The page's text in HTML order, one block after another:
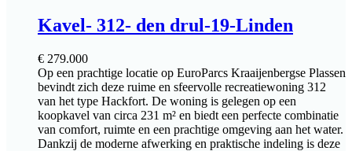
Kavel- 312- den drul-19-Linden
€ 279.000
Op een prachtige locatie op EuroParcs Kraaijenbergse Plassen
bevindt zich deze ruime en sfeervolle recreatiewoning 312
van het type Hackfort. De woning is gelegen op een
koopkavel van circa 231 m² en biedt een perfecte combinatie
van comfort, ruimte en een prachtige omgeving aan het water.
Dankzij de moderne afwerking en praktische indeling is deze